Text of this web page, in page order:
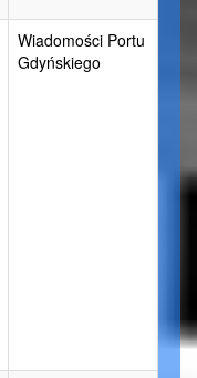
Wiadomości Portu
Gdyńskiego